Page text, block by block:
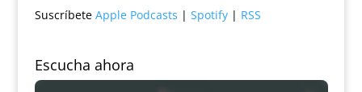
Suscríbete Apple Podcasts | Spotify| RSS
Escucha ahora